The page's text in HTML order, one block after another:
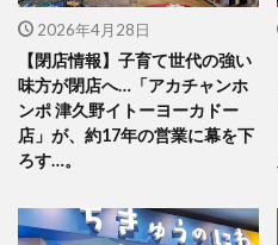
2026年4月28日
【閉店情報】子育て世代の強い
味方が閉店へ…「アカチャンホ
ンポ 津久野イトーヨーカドー
店」が、約17年の営業に幕を下
ろす…。